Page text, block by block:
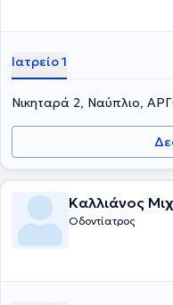
Ιατρείο 1
Νικηταρά 2, Ναύπλιο,
Καλλιάνος
Οδοντίατρος